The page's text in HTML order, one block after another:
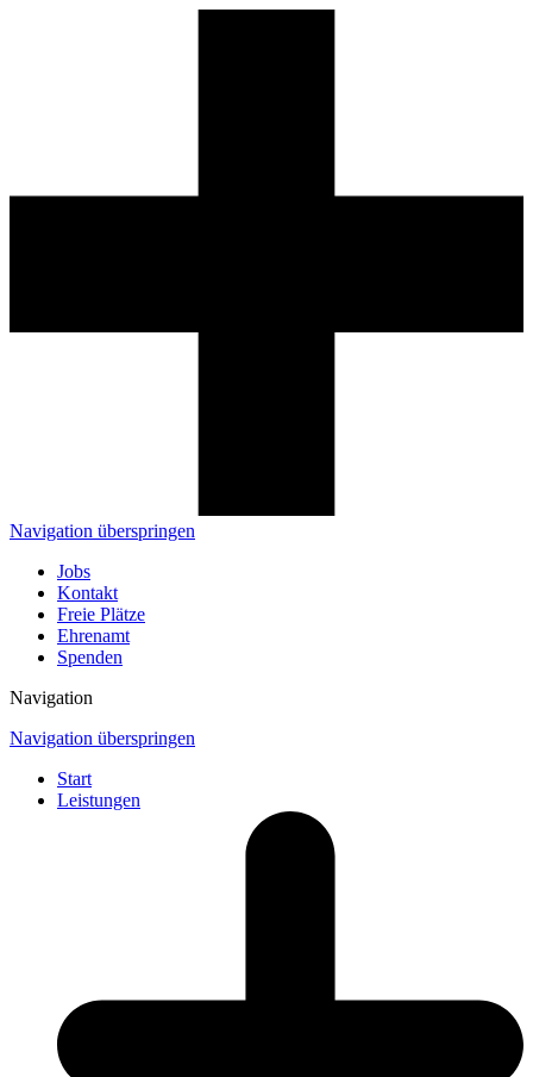
Navigation überspringen
Jobs
Kontakt
Freie Plätze
Ehrenamt
Spenden
Navigation
Navigation überspringen
Start
Leistungen